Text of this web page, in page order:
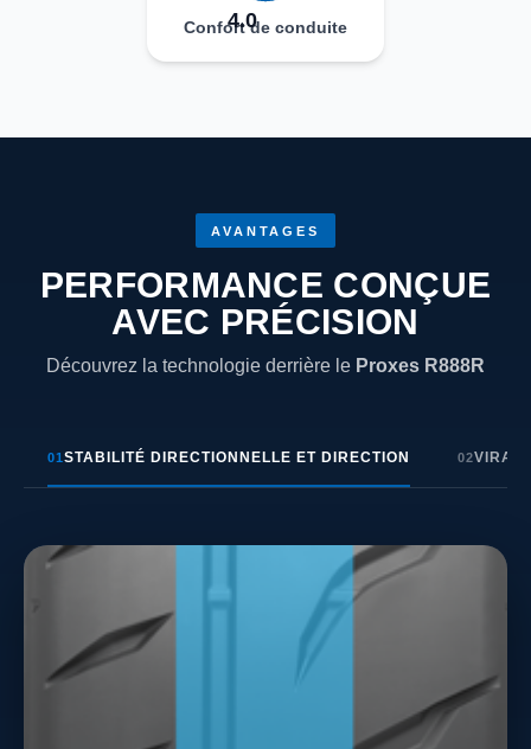
4.0
Confort de conduite
AVANTAGES
PERFORMANCE CONÇUE
AVEC PRÉCISION
Découvrez la technologie derrière le Proxes R888R
01STABILITÉ DIRECTIONNELLE ET DIRECTION 02